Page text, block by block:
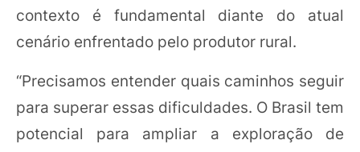
contexto é fundamental diante do atual
cenário enfrentado pelo produtor rural.
“Precisamos entender quais caminhos seguir
para superar essas dificuldades. O Brasil tem
potencial para ampliar a exploração de